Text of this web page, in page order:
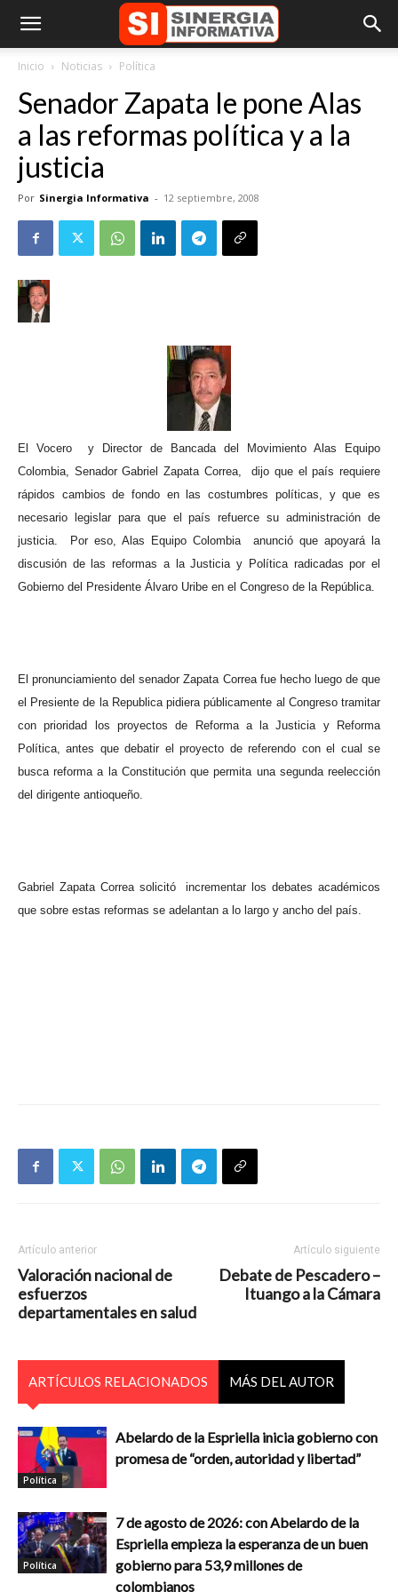
Inicio Noticias Política
Senador Zapata le pone Alas
a las reformas política y a la
justicia
Por Sinergia Informativa - 12 septiembre, 2008
El Vocero
y Director de Bancada del Movimiento Alas Equipo
Colombia, Senador Gabriel Zapata Correa,
dijo que el país requiere
rápidos cambios de fondo en las costumbres políticas, y que es
necesario legislar para que el país refuerce su administración de
justicia.
Por eso, Alas Equipo Colombia
anunció que apoyará la
discusión de las reformas a la Justiciay Política radicadas por el
Gobierno del Presidente Álvaro Uribe en el Congreso de la República.
El pronunciamiento del senador Zapata Correa fue hecho luego de que
el Presiente de la Republica pidiera públicamente al Congreso tramitar
con prioridad los proyectos de Reforma a
la Justiciay Reforma
Política, antes que debatir el proyecto de referendo con el cual se
busca reforma a la Constitución que permita una segunda reelección
del dirigente antioqueño.
Gabriel Zapata Correa solicitó
incrementar los debates académicos
que sobre estas reformas se adelantan a lo largo y ancho del país.
Artículo anterior
Valoración nacional de
esfuerzos
departamentales en salud
Artículo siguiente
Debate de Pescadero –
Ituango a la Cámara
ARTÍCULOS RELACIONADOS MÁS DEL AUTOR
Política
Abelardo de la Espriella inicia gobierno con
promesa de “orden, autoridad y libertad”
Política
7 de agosto de 2026: con Abelardo de la
Espriella empieza la esperanza de un buen
gobierno para 53,9 millones de
colombianos